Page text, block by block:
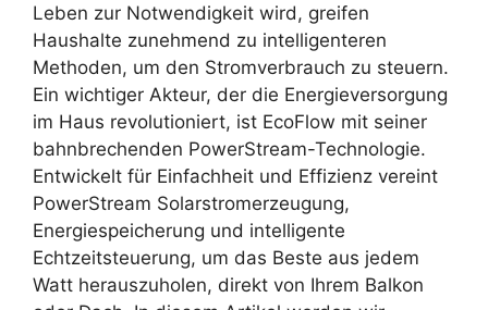
Leben zur Notwendigkeit wird, greifen
Haushalte zunehmend zu intelligenteren
Methoden, um den Stromverbrauch zu steuern.
Ein wichtiger Akteur, der die Energieversorgung
im Haus revolutioniert, ist EcoFlow mit seiner
bahnbrechenden PowerStream-Technologie.
Entwickelt für Einfachheit und Effizienz vereint
PowerStream Solarstromerzeugung,
Energiespeicherung und intelligente
Echtzeitsteuerung, um das Beste aus jedem
Watt herauszuholen, direkt von Ihrem Balkon